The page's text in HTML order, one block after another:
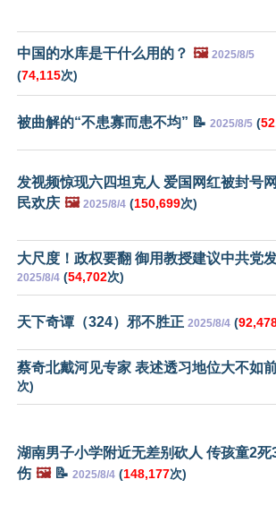
中国的水库是干什么用的？ 🖼️ 2025/8/5
(74,115次)
被曲解的“不患寡而患不均” 📝 2025/8/5 (
发视频惊现六四坦克人 爱国网红被封号网
民欢庆 🖼️ 2025/8/4 (150,699次)
大尺度！政权要翻 御用教授建议中共党
2025/8/4 (54,702次)
天下奇谭（324）邪不胜正 2025/8/4 (
蔡奇北戴河见专家 表述透习地位大不如
次)
湖南男子小学附近无差别砍人 传孩童2死
伤 🖼️📝 2025/8/4 (148,177次)